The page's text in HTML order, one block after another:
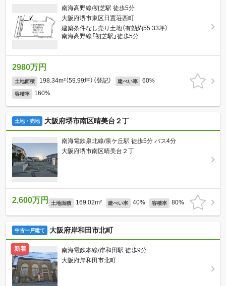
南海高野線/初芝駅 徒歩5分
大阪府堺市東区日置荘西町
建築条件なし売り土地（有効約55.33坪）
南海高野線「初芝駅」徒歩5分
2980万円
土地面積 198.34m²（59.99坪）（登記） 建ぺい率 60%
容積率 160%
土地・売地 大阪府堺市南区晴美台２丁
南海電鉄泉北線/泉ケ丘駅 徒歩5分 バス4分
大阪府堺市南区晴美台２丁
2,600万円 土地面積 169.02m² 建ぺい率 40% 容積率 80%
中古一戸建て 大阪府岸和田市北町
新着
南海電鉄本線/岸和田駅 徒歩9分
大阪府岸和田市北町